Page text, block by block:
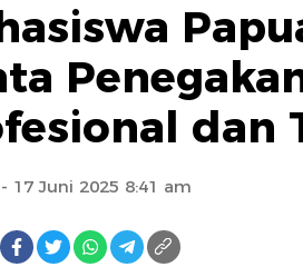
dan
- 17 Juni 2025 8:41 am